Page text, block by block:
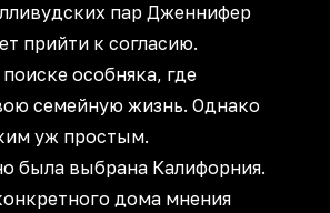
пар Дженнифер
прийти к согласию.
особняка, где
семейную жизнь. Однако
уж простым.
была выбрана Калифорния.
дома мнения